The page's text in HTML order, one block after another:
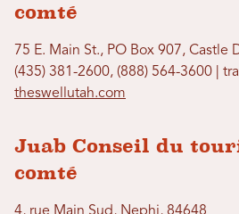
comté
75 E. Main St., PO Box 907, Castle
(435) 381-2600, (888) 564-3600 |
theswellutah.com
Juab Conseil du
comté